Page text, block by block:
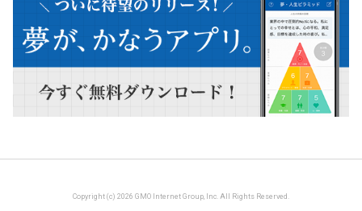
Copyright (c) 2026 GMO Internet Group, Inc. All Rights Reserved.